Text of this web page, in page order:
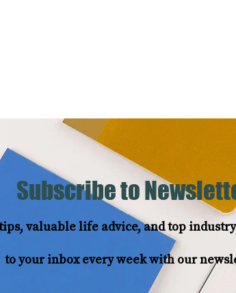
Subscribe to
valuable life advice, and top
to your inbox every week with our